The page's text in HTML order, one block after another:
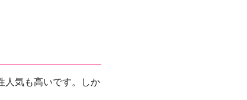
人気も高いです。しか